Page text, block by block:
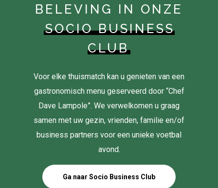
BELEVING IN ONZE
SOCIO BUSINESS
CLUB
Voor elke thuismatch kan u genieten van een
gastronomisch menu geserveerd door “Chef
Dave Lampole”. We verwelkomen u graag
samen met uw gezin, vrienden, familie en/of
business partners voor een unieke voetbal
avond.
Ga naar Socio Business Club